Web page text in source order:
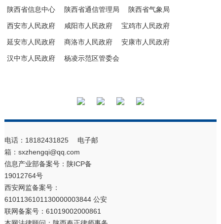
陕西省信息中心 陕西省通信管理局 陕西省气象局
西安市人民政府 咸阳市人民政府 宝鸡市人民政府
延安市人民政府 商洛市人民政府 安康市人民政府
汉中市人民政府 杨凌示范区管委会
电话：18182431825 电子邮
箱：sxzhengqi@qq.com
信息产业部备案号： 陕ICP备
19012764号
西安网监备案号：
6101136101130000003844 公安
联网备案号：61019002000861